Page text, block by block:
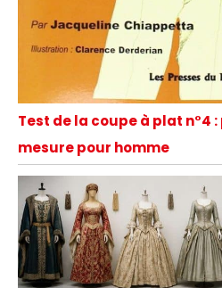
Test de la coupe à plat
mesure pour homme